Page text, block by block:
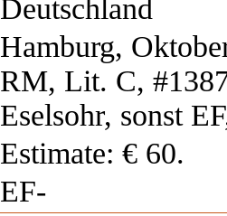
Deutschland
Hamburg,
RM, Lit. C,
Eselsohr, sonst
Estimate: € 60.
EF-